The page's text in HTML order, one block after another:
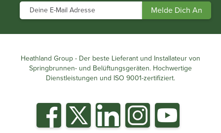
Heathland Group - Der beste Lieferant und Installateur von
Springbrunnen- und Belüftungsgeräten. Hochwertige
Dienstleistungen und ISO 9001-zertifiziert.